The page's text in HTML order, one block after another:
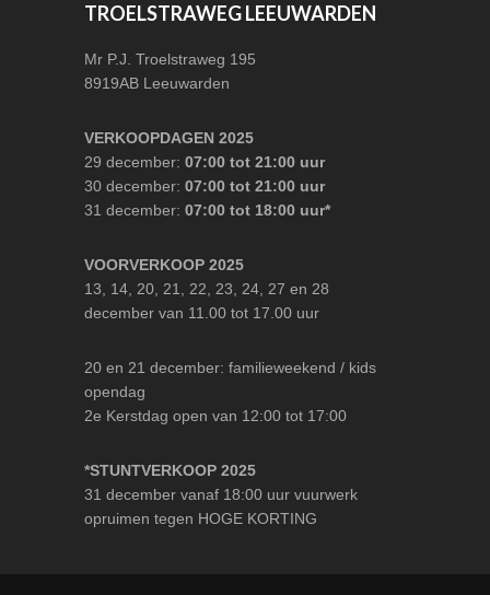
TROELSTRAWEG LEEUWARDEN
Mr P.J. Troelstraweg 195
8919AB Leeuwarden
VERKOOPDAGEN 2025
29 december:07:00 tot 21:00 uur
30 december:07:00 tot 21:00 uur
31 december:07:00 tot 18:00 uur*
VOORVERKOOP 2025
13, 14, 20, 21, 22, 23, 24, 27 en 28
december van 11.00 tot 17.00 uur
20 en 21 december: familieweekend / kids
opendag
2e Kerstdag open van 12:00 tot 17:00
*STUNTVERKOOP 2025
31 december vanaf 18:00 uur vuurwerk
opruimen tegen HOGE KORTING